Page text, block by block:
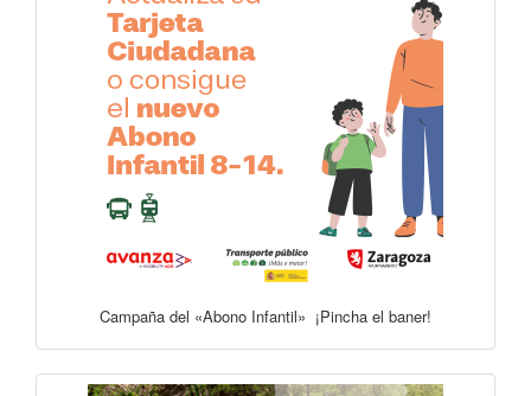
Campaña del «Abono Infantil» ¡Pincha el baner!